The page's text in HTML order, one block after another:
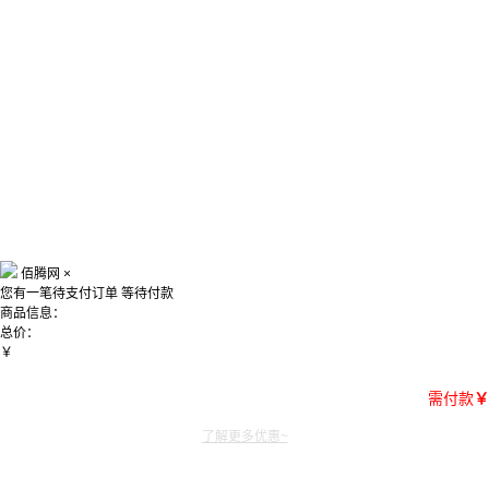
佰腾网 ×
您有一笔待支付订单 等待付款
商品信息：
总价：
￥
需付款￥
了解更多优惠~